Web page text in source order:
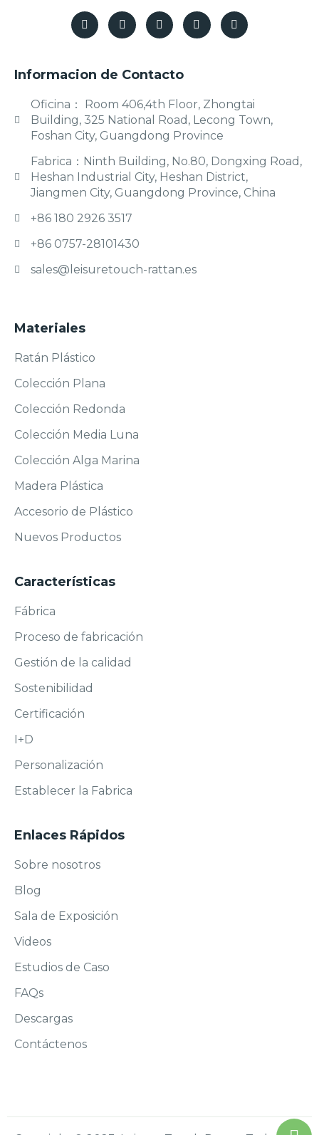
Informacion de Contacto
Oficina： Room 406,4th Floor, Zhongtai
Building, 325 National Road, Lecong Town,
Foshan City, Guangdong Province
Fabrica：Ninth Building, No.80, Dongxing Road,
Heshan Industrial City, Heshan District,
Jiangmen City, Guangdong Province, China
+86 180 2926 3517
+86 0757-28101430
sales@leisuretouch-rattan.es
Materiales
Ratán Plástico
Colección Plana
Colección Redonda
Colección Media Luna
Colección Alga Marina
Madera Plástica
Accesorio de Plástico
Nuevos Productos
Características
Fábrica
Proceso de fabricación
Gestión de la calidad
Sostenibilidad
Certificación
I+D
Personalización
Establecer la Fabrica
Enlaces Rápidos
Sobre nosotros
Blog
Sala de Exposición
Videos
Estudios de Caso
FAQs
Descargas
Contáctenos